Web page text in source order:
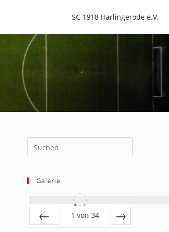
SC 1918 Harlingerode e.V.
Galerie
1 von 34